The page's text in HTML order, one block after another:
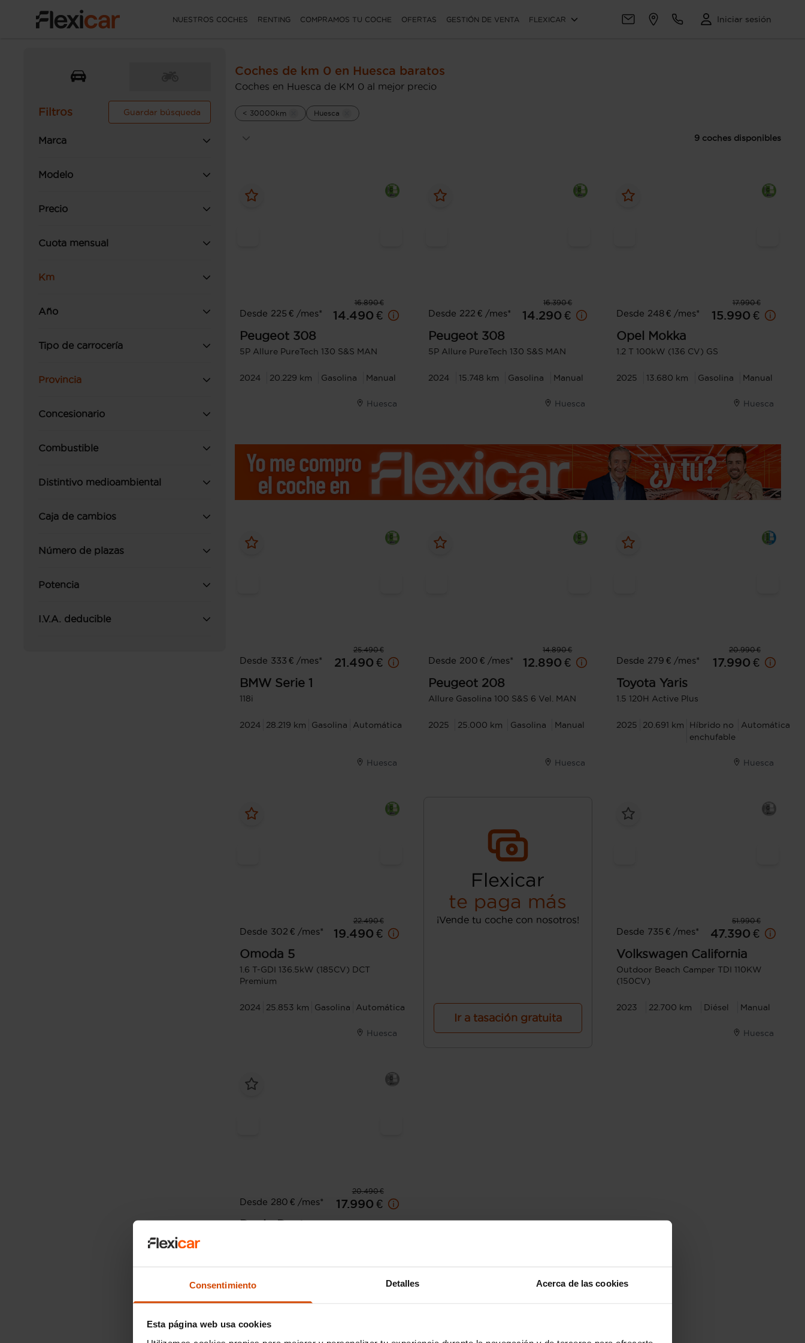
Consentimiento Detalles Acerca de las cookies
Esta página web usa cookies
NUESTROS COCHES RENTING COMPRAMOS TU COCHE OFERTAS GESTIÓN DE VENTA FLEXICAR Iniciar sesión
Filtros Guardar búsqueda
Marca
Modelo
Precio
Cuota mensual
Km
Año
Tipo de carrocería
Provincia
Concesionario
Combustible
Distintivo medioambiental
Caja de cambios
Número de plazas
Potencia
I.V.A. deducible
Coches de km 0 en Huesca baratos
Coches en Huesca de KM 0 al mejor precio
< 30000km Huesca
9 coches disponibles
16.890 €
Desde 225 € /mes*
14.490 €
Peugeot 308
5P Allure PureTech 130 S&S MAN
2024 20.229 km Gasolina Manual
Huesca
16.390 €
Desde 222 € /mes*
14.290 €
Peugeot 308
5P Allure PureTech 130 S&S MAN
2024 15.748 km Gasolina Manual
Huesca
17.990 €
Desde 248 € /mes*
15.990 €
Opel
Mokka
1.2 T 100kW (136 CV) GS
2025 13.680 km Gasolina Manual
Huesca
25.490 €
Desde 333 € /mes*
21.490 €
BMW Serie 1
118i
2024 28.219 km Gasolina Automática
Huesca
14.890 €
Desde 200 € /mes*
12.890 €
Peugeot 208
Allure Gasolina 100 S&S 6 Vel. MAN
2025 25.000 km Gasolina Manual
Huesca
20.990 €
Desde 279 € /mes*
17.990 €
Toyota Yaris
1.5 120H Active Plus
2025 20.691 km
Híbrido no
enchufable
Automática
Huesca
22.490 €
Desde 302 € /mes*
19.490 €
Omoda 5
1.6 T-GDI 136.5kW (185CV) DCT
Premium
2024 25.853 km Gasolina Automática
Huesca
Flexicar
te paga más
¡Vende tu coche con nosotros!
Ir a tasación gratuita
51.990 €
Desde 735 € /mes*
47.390 €
Volkswagen California
Outdoor Beach Camper TDI 110KW
(150CV)
2023 22.700 km Diésel Manual
Huesca
20.490 €
Desde 280 € /mes*
17.990 €
Dacia Duster